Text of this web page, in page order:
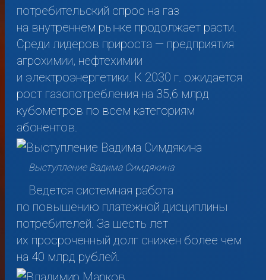
потребительский спрос на газ
на внутреннем рынке продолжает расти.
Среди лидеров прироста — предприятия
агрохимии, нефтехимии
и электроэнергетики. К 2030 г. ожидается
рост газопотребления на 35,6 млрд
кубометров по всем категориям
абонентов.
Выступление Вадима Симдякина
Ведется системная работа
по повышению платежной дисциплины
потребителей. За шесть лет
их просроченный долг снижен более чем
на 40 млрд рублей.